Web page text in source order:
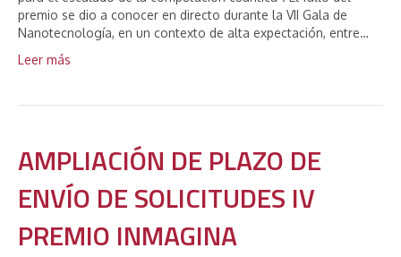
premio se dio a conocer en directo durante la VII Gala de
Nanotecnología, en un contexto de alta expectación, entre…
Leer más
AMPLIACIÓN DE PLAZO DE
ENVÍO DE SOLICITUDES IV
PREMIO INMAGINA